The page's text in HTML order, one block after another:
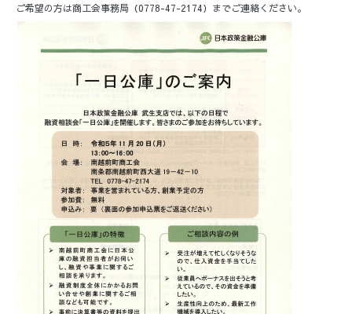
ご希望の方は商工会事務局（0778-47-2174）までご連絡ください。